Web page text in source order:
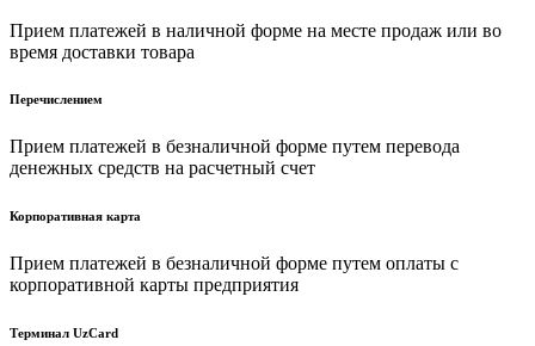
Прием платежей в наличной форме на месте продаж или во
время доставки товара
Перечислением
Прием платежей в безналичной форме путем перевода
денежных средств на расчетный счет
Корпоративная карта
Прием платежей в безналичной форме путем оплаты с
корпоративной карты предприятия
Терминал UzCard